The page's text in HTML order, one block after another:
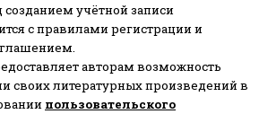
созданием учётной записи
с правилами регистрации и
авторам возможность
своих литературных произведений в
пользовательского